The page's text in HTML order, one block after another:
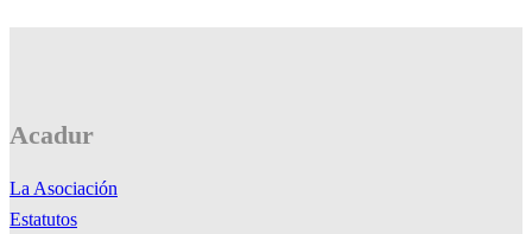
Acadur
La Asociación
Estatutos